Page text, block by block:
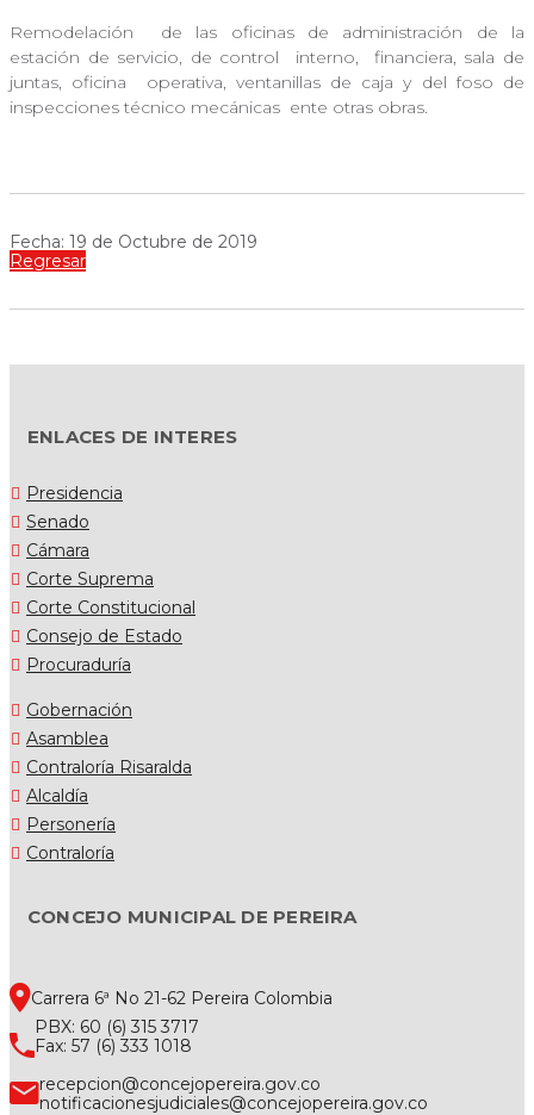
Remodelación
de las oficinas de administración de la
estación de servicio, de control
interno, financiera, sala de
juntas, oficina
operativa, ventanillas de caja y del foso de
inspecciones técnico mecánicas ente otras obras.
Fecha: 19 de Octubre de 2019
Regresar
ENLACES DE INTERES
Presidencia
Senado
Cámara
Corte Suprema
Corte Constitucional
Consejo de Estado
Procuraduría
Gobernación
Asamblea
Contraloría Risaralda
Alcaldía
Personería
Contraloría
CONCEJO MUNICIPAL DE PEREIRA
Carrera 6ª No 21-62 Pereira Colombia
PBX: 60 (6) 315 3717
Fax: 57 (6) 333 1018
recepcion@concejopereira.gov.co
notificacionesjudiciales@concejopereira.gov.co